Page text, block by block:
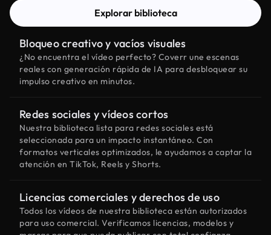
Explorar biblioteca
Bloqueo creativo y vacíos visuales
¿No encuentra el vídeo perfecto? Coverr une escenas
reales con generación rápida de IA para desbloquear su
impulso creativo en minutos.
Redes sociales y vídeos cortos
Nuestra biblioteca lista para redes sociales está
seleccionada para un impacto instantáneo. Con
formatos verticales optimizados, le ayudamos a captar la
atención en TikTok, Reels y Shorts.
Licencias comerciales y derechos de uso
Todos los vídeos de nuestra biblioteca están autorizados
para uso comercial. Verificamos licencias, modelos y